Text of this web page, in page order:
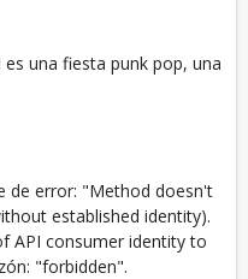
es una fiesta punk pop, una
de error: "Method doesn't
established identity).
API consumer identity to
"forbidden".